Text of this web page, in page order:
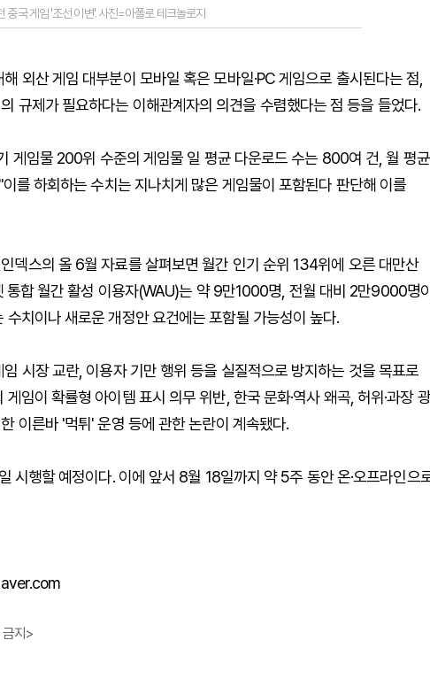
중국 게임 '조선 이변'. 사진=아폴로 테크놀로지
외산 게임 대부분이 모바일 혹은 모바일·PC 게임으로 출시된다는 점,
규제가 필요하다는 이해관계자의 의견을 수렴했다는 점 등을 들었다.
게임물 200위 수준의 게임물 일 평균 다운로드 수는 800여 건, 월 평균
를 하회하는 수치는 지나치게 많은 게임물이 포함된다 판단해 이를
덱스의 올 6월 자료를 살펴보면 월간 인기 순위 134위에 오른 대만산
합 월간 활성 이용자(WAU)는 약 9만1000명, 전월 대비 2만9000명이
치이나 새로운 개정안 요건에는 포함될 가능성이 높다.
시장 교란, 이용자 기만 행위 등을 실질적으로 방지하는 것을 목표로
임이 확률형 아이템 표시 의무 위반, 한국 문화·역사 왜곡, 허위·과장
이른바 '먹튀' 운영 등에 관한 논란이 계속됐다.
시행할 예정이다. 이에 앞서 8월 18일까지 약 5주 동안 온·오프라인으
지>